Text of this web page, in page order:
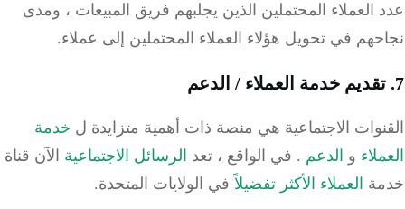
العملاء المحتملين الذين يجلبهم فريق المبيعات ، ومدى
في تحويل هؤلاء العملاء المحتملين إلى عملاء.
الاجتماعية هي منصة ذات أهمية متزايدة لخدمة
والدعم.في الواقع ،تعدالرسائل الاجتماعيةالآنقناة
العملاء الأكثر تفضيلاًفي الولايات المتحدة.